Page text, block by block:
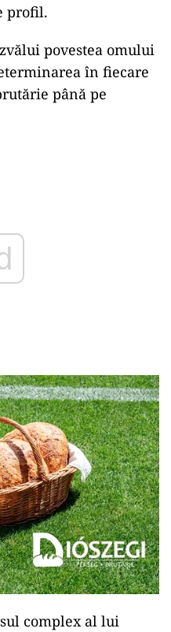
profil.
povestea omului
în fiecare
până pe
complex al lui